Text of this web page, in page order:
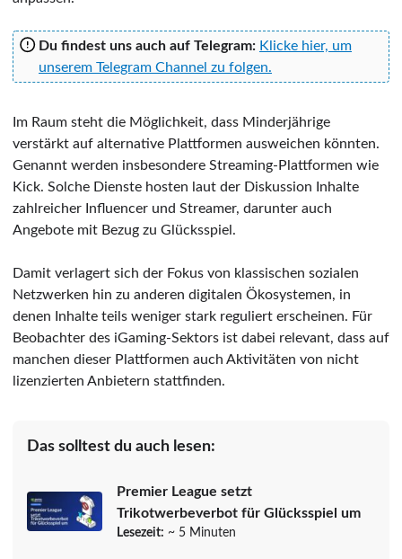
Du findest uns auch auf Telegram: Klicke hier, um
unserem Telegram Channel zu folgen.
Im Raum steht die Möglichkeit, dass Minderjährige
verstärkt auf alternative Plattformen ausweichen könnten.
Genannt werden insbesondere Streaming-Plattformen wie
Kick. Solche Dienste hosten laut der Diskussion Inhalte
zahlreicher Influencer und Streamer, darunter auch
Angebote mit Bezug zu Glücksspiel.
Damit verlagert sich der Fokus von klassischen sozialen
Netzwerken hin zu anderen digitalen Ökosystemen, in
denen Inhalte teils weniger stark reguliert erscheinen. Für
Beobachter des iGaming-Sektors ist dabei relevant, dass auf
manchen dieser Plattformen auch Aktivitäten von nicht
lizenzierten Anbietern stattfinden.
Das solltest du auch lesen:
Premier League setzt
Trikotwerbeverbot für Glücksspiel um
Lesezeit: ~ 5 Minuten